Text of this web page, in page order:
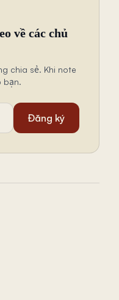
về các chủ
chia sẻ. Khi note
bạn.
Đăng ký